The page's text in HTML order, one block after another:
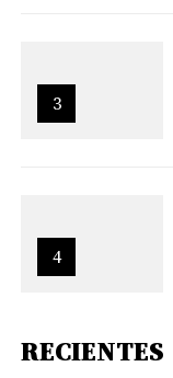
3
4
RECIENTES